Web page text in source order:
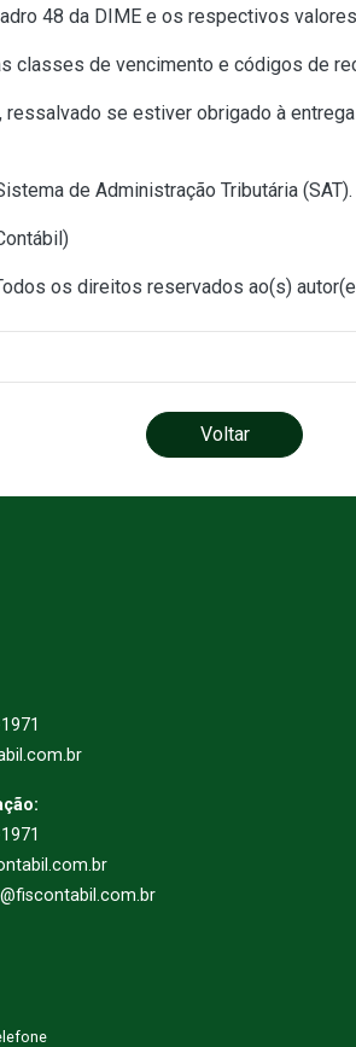
48 da DIME e os respectivos
classes de vencimento e códigos de
se estiver obrigado à
de Administração Tributária (SAT).
)
os direitos reservados ao(s)
Voltar